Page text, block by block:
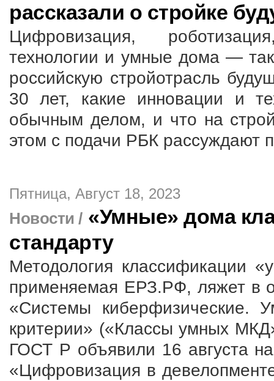
рассказали о стройке
Цифровизация,
технологии и умные дома —
российскую стройотрасль
30 лет, какие инновации и
обычным делом, и что на
этом с подачи РБК рассуждают
Пятница, Август 18, 2023
Новости / «Умные» дома
стандарту
Методология классификации
применяемая ЕРЗ.РФ, ляжет в
«Системы киберфизические.
критерии» («Классы умных
ГОСТ Р объявили 16 августа
«Цифровизация в